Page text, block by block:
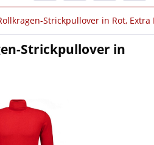
Strickpullover in Rot, Extra
Strickpullover in